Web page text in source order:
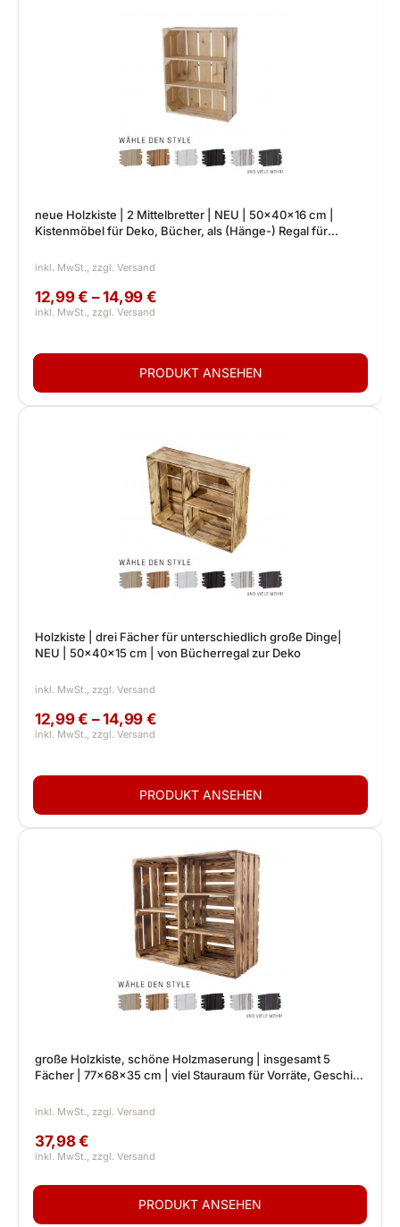
neue Holzkiste | 2 Mittelbretter | NEU | 50x40x16 cm |
Kistenmöbel für Deko, Bücher, als (Hänge-) Regal für
12,99 € – 14,99 €
Holzkiste | drei Fächer für unterschiedlich große Dinge|
NEU | 50x40x15 cm | von Bücherregal zur Deko
12,99 € – 14,99 €
große Holzkiste, schöne Holzmaserung | insgesamt 5
Fächer | 77x68x35 cm | viel Stauraum für Vorräte, Geschirr,
37,98 €